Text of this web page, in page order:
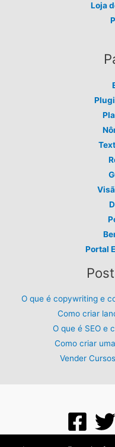
Loja
Portal
O que é copywriting e
Como criar
O que é SEO e
Como criar
Vender